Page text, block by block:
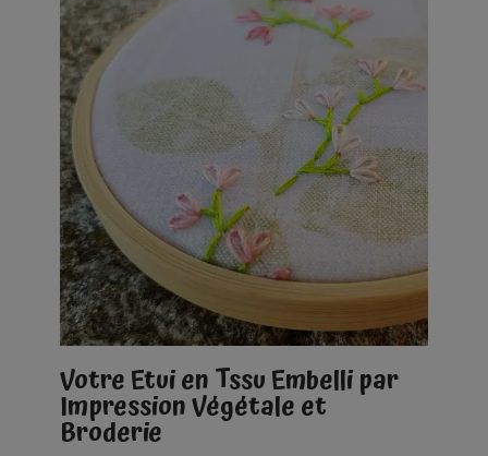
Votre Etui en Tssu Embelli par
Impression Végétale et
Broderie